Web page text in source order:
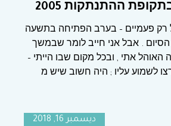
ההתנתקות 2005
רק פעמיים – בערב הפתיחה בתשעה
. אבל אני חייב לומר שבמשך
האוהל אתי , ובכל מקום שבו הייתי –
לשמוע עליו ; היה חשוב שיש מ
ديسمبر 16, 2018